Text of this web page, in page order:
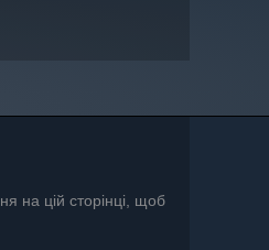
на цій сторінці, щоб